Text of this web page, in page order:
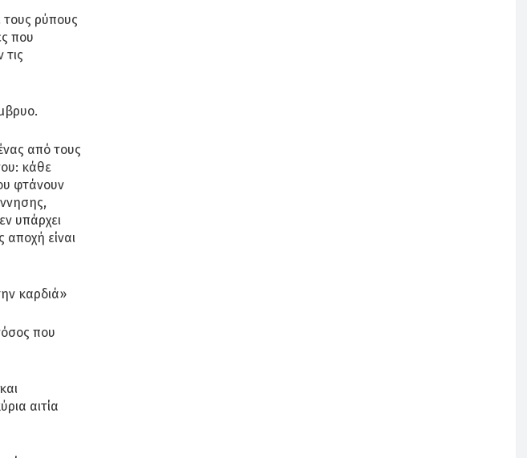
τους ρύπους
που
από τους
κάθε
φτάνουν
υπάρχει
είναι
καρδιά»
που
αιτία